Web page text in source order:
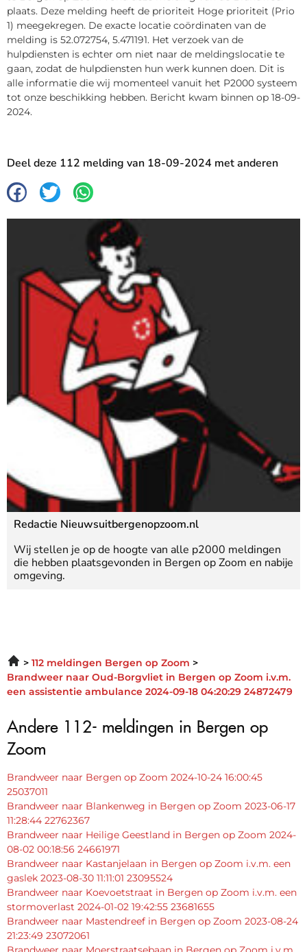
plaats. Deze melding heeft de prioriteit Hoge prioriteit (Prio
1) meegekregen. De exacte locatie coördinaten van de
melding is 52.072754, 5.471191. Het verzoek van de
hulpdiensten is echter om niet naar de meldingslocatie te
gaan, zodat de hulpdiensten hun werk kunnen doen. Dit is
alle informatie die wij momenteel vanuit het P2000 systeem
tot onze beschikking hebben. Bericht kwam binnen op 18-09-
2024.
Deel deze 112 melding van 18-09-2024 met anderen
Redactie Nieuwsuitbergenopzoom.nl
Wij stellen je op de hoogte van alle p2000 meldingen
die hebben plaatsgevonden in Bergen op Zoom en nabije
omgeving.
112 meldingen Bergen op Zoom
Brandweer naar Oud-Borgvliet in Bergen op Zoom i.v.m.
een assistentie ambulance 2024-09-18 04:20:29 24872479
Andere 112- meldingen in Bergen op
Zoom
Brandweer naar Bergen op Zoom 2024-10-24 16:00:45
25037011
Brandweer naar Blankenweg in Bergen op Zoom 2023-06-17
11:28:44 22762367
Brandweer naar Heilige Geestland in Bergen op Zoom 2024-
08-02 00:18:56 24661971
Brandweer naar Kastanjelaan in Bergen op Zoom i.v.m. een
gaslek 2023-08-30 11:11:01 23095524
Brandweer naar Koevoetstraat in Bergen op Zoom i.v.m. een
stormoverlast 2024-01-02 19:42:55 23681655
Brandweer naar Mastendreef in Bergen op Zoom 2023-08-24
21:23:49 23072061